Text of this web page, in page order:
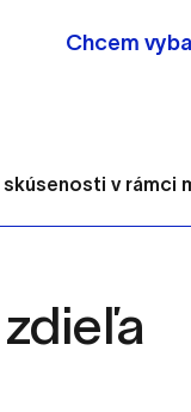
Chcem
v rámci